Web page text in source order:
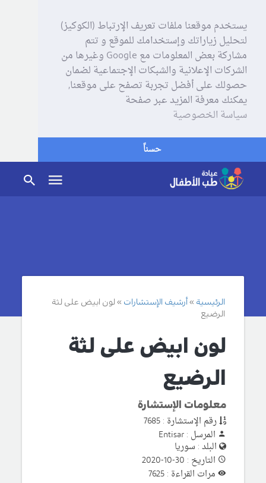
يستخدم موقعنا ملفات تعريف الإرتباط (الكوكيز)
لتحليل زياراتك وإستخدامك للموقع و تتم
مشاركة بعض المعلومات مع Google وغيرها من
الشركات الإعلانية والشبكات الإجتماعية لضمان
حصولك على أفضل تجربة تصفح على موقعنا,
يمكنك معرفة المزيد عبر صفحة
سياسة الخصوصية
حسناً
الرئيسية أرشيف الإستشارات
لون ابيض على لثة
الرضيع
لون ابيض على لثة
الرضيع
معلومات الإستشارة
رقم الإستشارة : 7685
المرسل : Entisar
البلد : سوريا
التاريخ : 30-10-2020
مرات القراءة : 7625